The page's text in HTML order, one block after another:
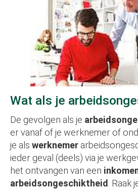
Wat als je
De gevolgen als je
er vanaf of je werknemer of
je als werknemer
ieder geval (deels) via je
het ontvangen van een
arbeidsongeschiktheid . Raak